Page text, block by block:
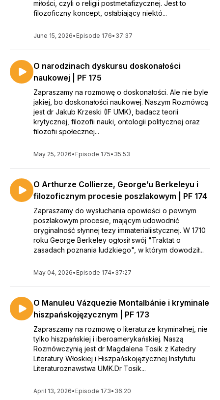
miłości, czyli o religii postmetafizycznej. Jest to
filozoficzny koncept, osłabiający niektó...
June 15, 2026• Episode 176• 37:37
O narodzinach dyskursu doskonałości
naukowej | PF 175
Zapraszamy na rozmowę o doskonałości. Ale nie byle
jakiej, bo doskonałości naukowej. Naszym Rozmówcą
jest dr Jakub Krzeski (IF UMK), badacz teorii
krytycznej, filozofii nauki, ontologii politycznej oraz
filozofii społecznej...
May 25, 2026• Episode 175• 35:53
O Arthurze Collierze, George’u Berkeleyu i
filozoficznym procesie poszlakowym | PF 174
Zapraszamy do wysłuchania opowieści o pewnym
poszlakowym procesie, mającym udowodnić
oryginalność słynnej tezy immaterialiistycznej. W 1710
roku George Berkeley ogłosił swój "Traktat o
zasadach poznania ludzkiego", w którym dowodził...
May 04, 2026• Episode 174• 37:27
O Manuleu Vázquezie Montalbánie i kryminale
hiszpańskojęzycznym | PF 173
Zapraszamy na rozmowę o literaturze kryminalnej, nie
tylko hiszpańskiej i iberoamerykańskiej. Naszą
Rozmówczynią jest dr Magdalena Tosik z Katedry
Literatury Włoskiej i Hiszpańskojęzycznej Instytutu
Literaturoznawstwa UMK.Dr Tosik...
April 13, 2026• Episode 173• 36:20